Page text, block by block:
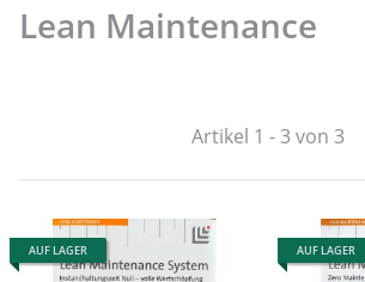
Lean Maintenance
Artikel 1 - 3 von 3
AUF LAGER AUF LAGER